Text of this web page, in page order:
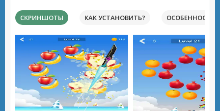
СКРИНШОТЫ КАК УСТАНОВИТЬ? ОСОБЕННОСТИ